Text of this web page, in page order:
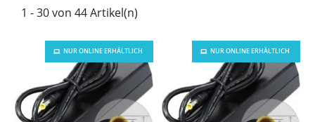
1 - 30 von 44 Artikel(n)
NUR ONLINE ERHÄLTLICH NUR ONLINE ERHÄLTLICH